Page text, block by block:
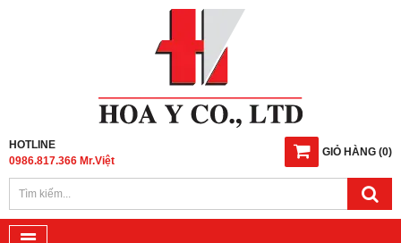
GIỎ HÀNG (0)
HOTLINE
0986.817.366 Mr.Việt